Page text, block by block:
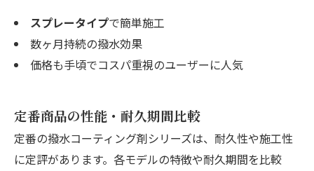
スプレータイプで簡単施工
数ヶ月持続の撥水効果
価格も手頃でコスパ重視のユーザーに人気
定番商品の性能・耐久期間比較
定番の撥水コーティング剤シリーズは、耐久性や施工性
に定評があります。各モデルの特徴や耐久期間を比較